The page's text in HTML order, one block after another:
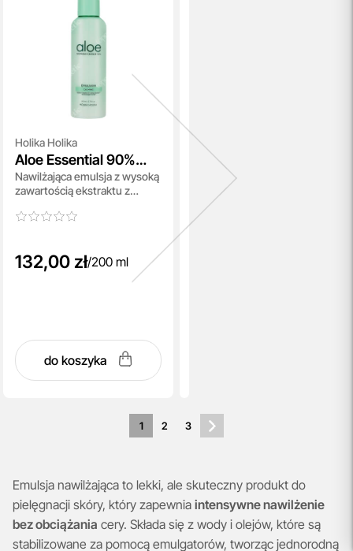
Holika Holika
Aloe Essential 90%
Soothing Emulsion
Nawilżająca emulsja z wysoką
zawartością ekstraktu z
132,00 zł/200 ml
do koszyka
1 2 3
Emulsja nawilżająca to lekki, ale skuteczny produkt do
pielęgnacji skóry, który zapewnia intensywne nawilżenie
bez obciążania cery. Składa się z wody i olejów, które są
stabilizowane za pomocą emulgatorów, tworząc jednorodną